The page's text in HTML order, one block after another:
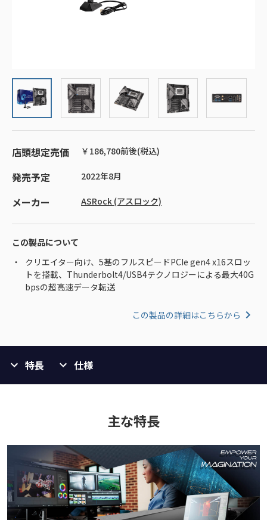
店頭想定売価 ￥186,780前後(税込)
発売予定 2022年8月
メーカー ASRock (アスロック)
この製品について
クリエイター向け、5基のフルスピードPCIe gen4 x16スロッ
トを搭載、Thunderbolt4/USB4テクノロジーによる最大40G
bpsの超高速データ転送
この製品の詳細はこちらから
特長 仕様
主な特長